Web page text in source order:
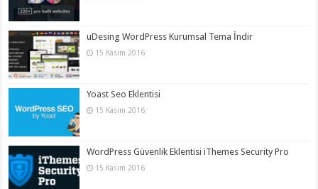
uDesing WordPress Kurumsal Tema İndir
15 Kasım 2016
Yoast Seo Eklentisi
15 Kasım 2016
WordPress Güvenlik Eklentisi iThemes Security Pro
15 Kasım 2016